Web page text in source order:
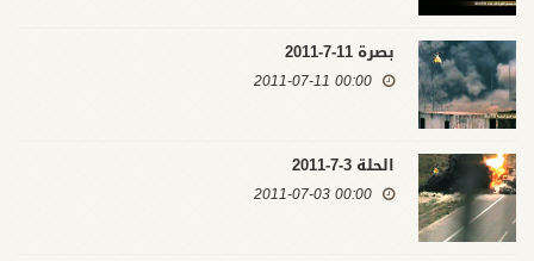
بصرة 11-7-2011
00:00 2011-07-11
الحلة 3-7-2011
00:00 2011-07-03